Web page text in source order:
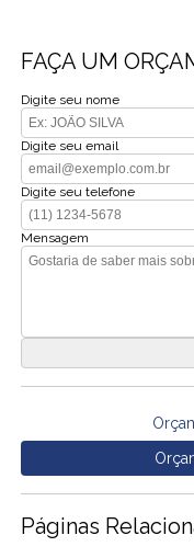
FAÇA UM
Digite seu nome
Digite seu email
Digite seu telefone
Mensagem
Páginas